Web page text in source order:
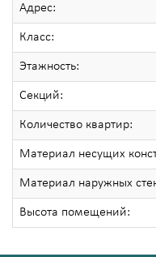
Адрес:
Класс:
Этажность:
Секций:
Количество квартир:
Материал несущих
Материал наружных
Высота помещений: